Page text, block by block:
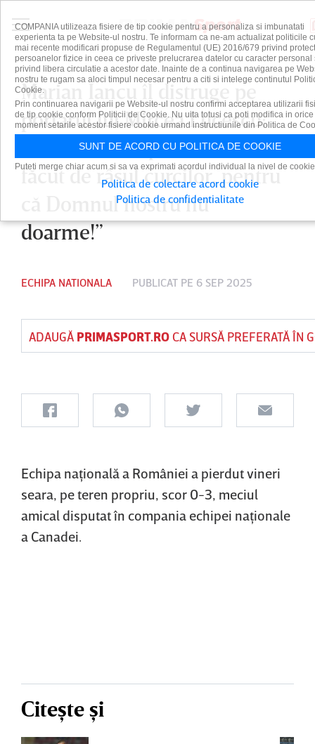
Marian Iancu îl distruge pe
portarul lui Mircea Lucescu:
”Trădătorul Rapidului, s-a
făcut de râsul curcilor, pentru
că Domnul nostru nu
doarme!”
ECHIPA NATIONALA PUBLICAT PE 6 SEP 2025
ADAUGĂ PRIMASPORT.ROCA SURSĂ PREFERATĂ ÎN
Echipa naţională a României a pierdut vineri
seara, pe teren propriu, scor 0-3, meciul
amical disputat în compania echipei naţionale
a Canadei.
Citește și
COMPANIA utilizeaza fisiere de tip cookie pentru a personaliza si imbunatati
experienta ta pe Website-ul nostru. Te informam ca ne-am actualizat politicile
mai recente modificari propuse de Regulamentul (UE) 2016/679 privind
persoanelor fizice in ceea ce priveste prelucrarea datelor cu caracter personal
privind libera circulatie a acestor date. Inainte de a continua navigarea pe
nostru te rugam sa aloci timpul necesar pentru a citi si intelege continutul
Cookie.
Prin continuarea navigarii pe Website-ul nostru confirmi acceptarea utilizarii
de tip cookie conform Politicii de Cookie. Nu uita totusi ca poti modifica in orice
moment setarile acestor fisiere cookie urmand instructiunile din Politica de
SUNT DE ACORD CU POLITICA DE COOKIE
Puteti merge chiar acum si sa va exprimati acordul individual la nivel de
Politica de colectare acord cookie
Politica de confidentialitate